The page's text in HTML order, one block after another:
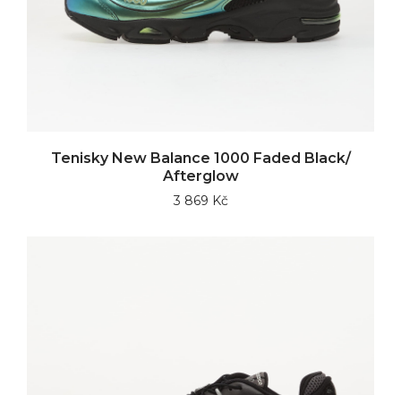
Tenisky New Balance 1000 Faded Black/
Afterglow
3 869 Kč